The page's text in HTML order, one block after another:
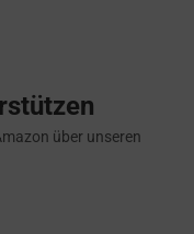
über unseren